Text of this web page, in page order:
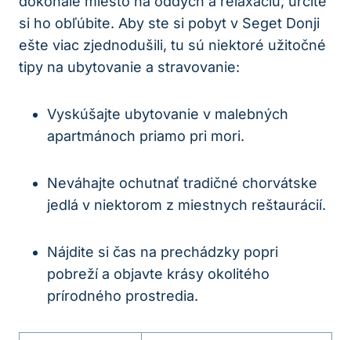
si ho obľúbite. Aby ste si pobyt v Seget Donji
ešte viac zjednodušili, tu sú niektoré užitočné
tipy na ubytovanie a stravovanie:
Vyskúšajte ubytovanie v malebných
apartmánoch priamo pri mori.
Neváhajte ochutnať tradičné chorvátske
jedlá v niektorom z miestnych reštaurácií.
Nájdite si čas na prechádzky popri
pobreží a objavte krásy okolitého
prírodného prostredia.